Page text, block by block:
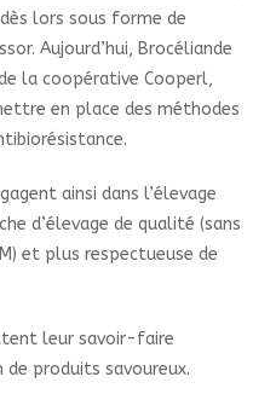
lors sous forme de
Aujourd’hui, Brocéliande
la coopérative Cooperl,
en place des méthodes
ainsi dans l’élevage
d’élevage de qualité (sans
et plus respectueuse de
leur savoir-faire
de produits savoureux.